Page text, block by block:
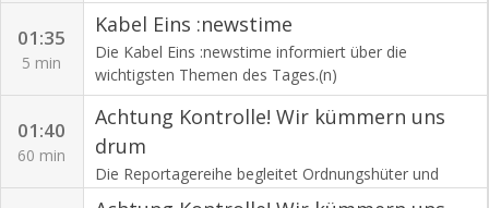
Europas. Besonders Kreuzfahrtschiffe kommen hier
an. Die Altstadt mit ihren malerischen und engen
Gassen lässt sich in ein paar Stunden erkunden,
ebenso wie die berühmten Orte, an denen
Fernsehserien und Kinofilme gedreht wurden. Das
touristische Leben spielt sich eigentlich nur in diesen
Gassen ab, und genau deshalb findet man genau hier
auch die Abzocker. Peter Giesel ist ihnen dicht auf den
Fersen.(n)
01:35
5 min
Kabel Eins :newstime
Die Kabel Eins :newstime informiert über die
wichtigsten Themen des Tages.(n)
01:40
60 min
Achtung Kontrolle! Wir kümmern uns
drum
Die Reportagereihe begleitet Ordnungshüter und
Polizisten im Arbeitsalltag.(n)